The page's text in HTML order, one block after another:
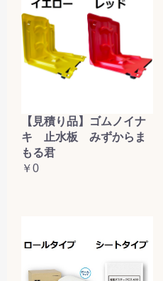
【見積り品】ゴムノイナ
キ 止水板 みずからま
もる君
￥0